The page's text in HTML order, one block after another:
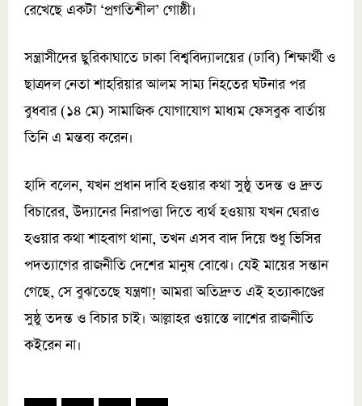
রেখেছে একটা ‘প্রগতিশীল’ গোষ্ঠী।
সন্ত্রাসীদের ছুরিকাঘাতে ঢাকা বিশ্ববিদ্যালয়ের (ঢাবি) শিক্ষার্থী ও
ছাত্রদল নেতা শাহরিয়ার আলম সাম্য নিহতের ঘটনার পর
বুধবার (১৪ মে) সামাজিক যোগাযোগ মাধ্যম ফেসবুক বার্তায়
তিনি এ মন্তব্য করেন।
হাদি বলেন, যখন প্রধান দাবি হওয়ার কথা সুষ্ঠু তদন্ত ও দ্রুত
বিচারের, উদ্যানের নিরাপত্তা দিতে ব্যর্থ হওয়ায় যখন ঘেরাও
হওয়ার কথা শাহবাগ থানা, তখন এসব বাদ দিয়ে শুধু ভিসির
পদত্যাগের রাজনীতি দেশের মানুষ বোঝে। যেই মায়ের সন্তান
গেছে, সে বুঝতেছে যন্ত্রণা! আমরা অতিদ্রুত এই হত্যাকাণ্ডের
সুষ্ঠু তদন্ত ও বিচার চাই। আল্লাহর ওয়াস্তে লাশের রাজনীতি
কইরেন না।